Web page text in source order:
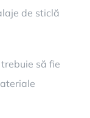
de sticlă
să fie